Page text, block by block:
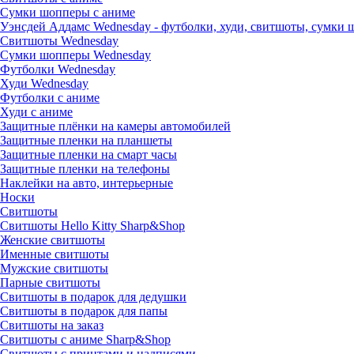
Сумки шопперы с аниме
Уэнсдей Аддамс Wednesday - футболки, худи, свитшоты, сумки
Свитшоты Wednesday
Сумки шопперы Wednesday
Футболки Wednesday
Худи Wednesday
Футболки с аниме
Худи с аниме
Защитные плёнки на камеры автомобилей
Защитные пленки на планшеты
Защитные пленки на смарт часы
Защитные пленки на телефоны
Наклейки на авто, интерьерные
Носки
Свитшоты
Cвитшоты Hello Kitty Sharp&Shop
Женские свитшоты
Именные свитшоты
Мужские свитшоты
Парные свитшоты
Свитшоты в подарок для дедушки
Свитшоты в подарок для папы
Свитшоты на заказ
Свитшоты с аниме Sharp&Shop